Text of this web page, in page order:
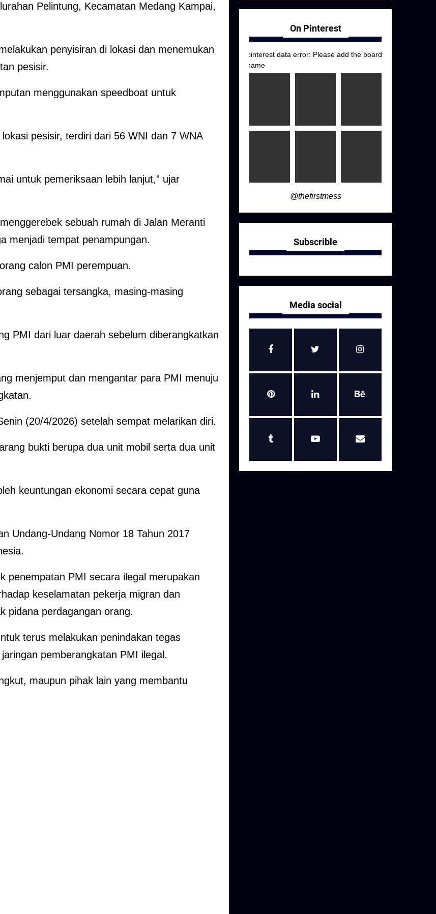
Pelintung, Kecamatan Medang Kampai,
penyisiran di lokasi dan menemukan
pesisir.
menggunakan speedboat untuk
pesisir, terdiri dari 56 WNI dan 7 WNA
untuk pemeriksaan lebih lanjut,” ujar
sebuah rumah di Jalan Meranti
menjadi tempat penampungan.
calon PMI perempuan.
sebagai tersangka, masing-masing
PMI dari luar daerah sebelum diberangkatkan
menjemput dan mengantar para PMI menuju
(20/4/2026) setelah sempat melarikan diri.
bukti berupa dua unit mobil serta dua unit
keuntungan ekonomi secara cepat guna
Undang-Undang Nomor 18 Tahun 2017
penempatan PMI secara ilegal merupakan
keselamatan pekerja migran dan
pidana perdagangan orang.
terus melakukan penindakan tegas
pemberangkatan PMI ilegal.
maupun pihak lain yang membantu
On Pinterest
pinterest data error: Please add the board
name
@thefirstmess
Subscrible
Media social